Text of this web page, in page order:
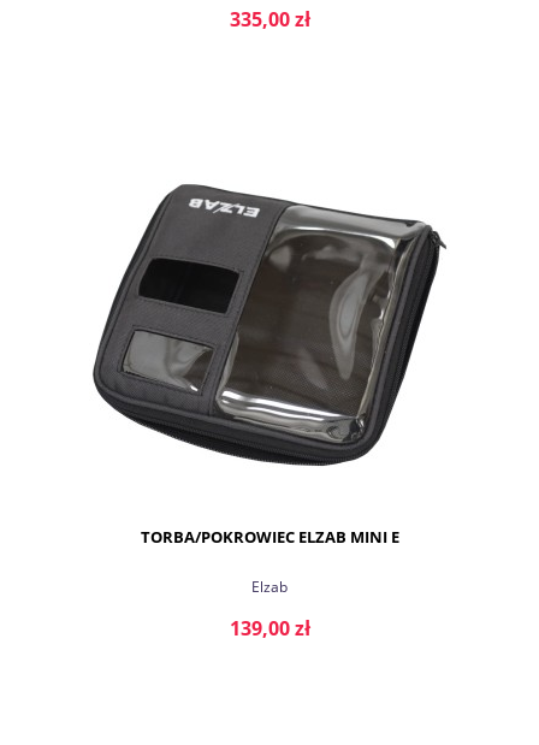
335,00 zł
TORBA/POKROWIEC ELZAB MINI E
Elzab
139,00 zł